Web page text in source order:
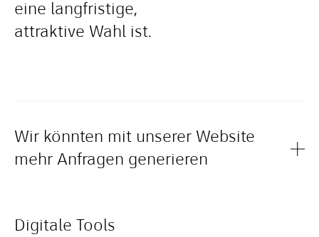
eine langfristige,
attraktive Wahl ist.
Wir könnten mit unserer Website
mehr Anfragen generieren
Digitale Tools